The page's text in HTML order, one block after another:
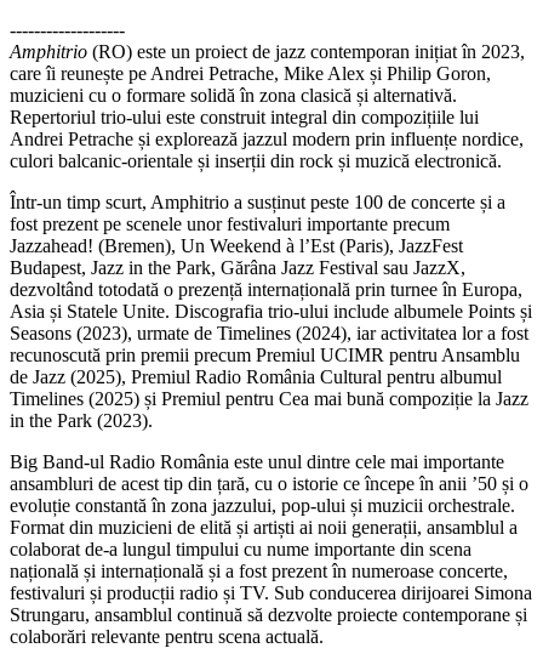
-------------------
Amphitrio (RO) este un proiect de jazz contemporan inițiat în 2023,
care îi reunește pe Andrei Petrache, Mike Alex și Philip Goron,
muzicieni cu o formare solidă în zona clasică și alternativă.
Repertoriul trio-ului este construit integral din compozițiile lui
Andrei Petrache și explorează jazzul modern prin influențe nordice,
culori balcanic-orientale și inserții din rock și muzică electronică.
Într-un timp scurt, Amphitrio a susținut peste 100 de concerte și a
fost prezent pe scenele unor festivaluri importante precum
Jazzahead! (Bremen), Un Weekend à l’Est (Paris), JazzFest
Budapest, Jazz in the Park, Gărâna Jazz Festival sau JazzX,
dezvoltând totodată o prezență internațională prin turnee în Europa,
Asia și Statele Unite. Discografia trio-ului include albumele Points și
Seasons (2023), urmate de Timelines (2024), iar activitatea lor a fost
recunoscută prin premii precum Premiul UCIMR pentru Ansamblu
de Jazz (2025), Premiul Radio România Cultural pentru albumul
Timelines (2025) și Premiul pentru Cea mai bună compoziție la Jazz
in the Park (2023).
Big Band-ul Radio România este unul dintre cele mai importante
ansambluri de acest tip din țară, cu o istorie ce începe în anii ’50 și o
evoluție constantă în zona jazzului, pop-ului și muzicii orchestrale.
Format din muzicieni de elită și artiști ai noii generații, ansamblul a
colaborat de-a lungul timpului cu nume importante din scena
națională și internațională și a fost prezent în numeroase concerte,
festivaluri și producții radio și TV. Sub conducerea dirijoarei Simona
Strungaru, ansamblul continuă să dezvolte proiecte contemporane și
colaborări relevante pentru scena actuală.